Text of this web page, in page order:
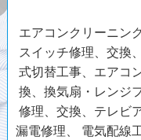
エアコンクリーニン
スイッチ修理、交換
式切替工事、エアコ
換、換気扇・レンジ
修理、交換、テレビ
漏電修理、 電気配線